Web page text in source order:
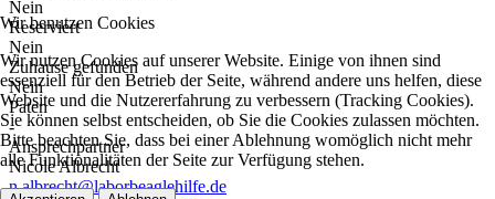
Nein
Reserviert
Nein
Zuhause gefunden
Nein
Paten
-
Ansprechpartner
Nicole Albrecht
n.albrecht@laborbeaglehilfe.de
Wir benutzen Cookies
Wir nutzen Cookies auf unserer Website. Einige von ihnen sind
essenziell für den Betrieb der Seite, während andere uns helfen, diese
Website und die Nutzererfahrung zu verbessern (Tracking Cookies).
Sie können selbst entscheiden, ob Sie die Cookies zulassen möchten.
Bitte beachten Sie, dass bei einer Ablehnung womöglich nicht mehr
alle Funktionalitäten der Seite zur Verfügung stehen.